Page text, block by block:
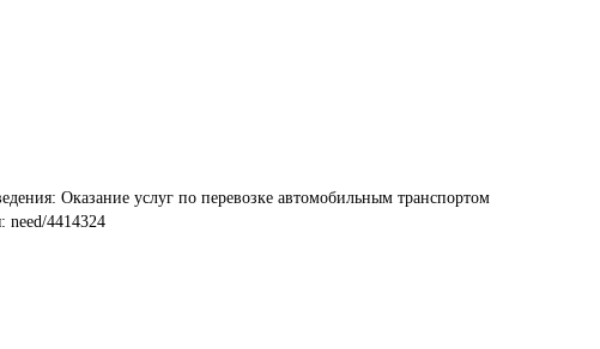
Оказание услуг по перевозке автомобильным транспортом
need/4414324